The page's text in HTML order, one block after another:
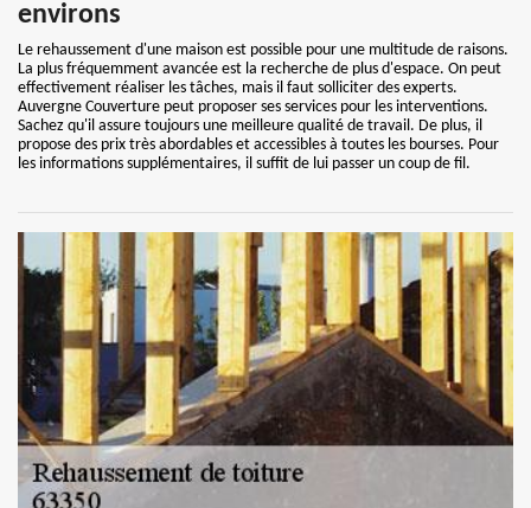
environs
Le rehaussement d'une maison est possible pour une multitude de raisons.
La plus fréquemment avancée est la recherche de plus d'espace. On peut
effectivement réaliser les tâches, mais il faut solliciter des experts.
Auvergne Couverture peut proposer ses services pour les interventions.
Sachez qu'il assure toujours une meilleure qualité de travail. De plus, il
propose des prix très abordables et accessibles à toutes les bourses. Pour
les informations supplémentaires, il suffit de lui passer un coup de fil.